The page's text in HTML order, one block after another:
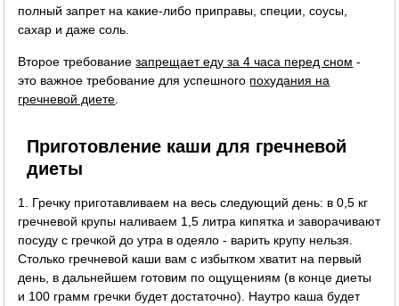
полный запрет на какие-либо приправы, специи, соусы,
сахар и даже соль.
Второе требованиезапрещает еду за 4 часа перед сном -
это важное требование для успешного похудания на
гречневой диете
Приготовление каши для гречневой
диеты
1. Гречку приготавливаем на весь следующий день: в 0,5 кг
гречневой крупы наливаем 1,5 литра кипятка и заворачивают
посуду с гречкой до утра в одеяло - варить крупу нельзя.
Столько гречневой каши вам с избытком хватит на первый
день, в дальнейшем готовим по ощущениям (в конце диеты
и 100 грамм гречки будет достаточно). Наутро каша будет